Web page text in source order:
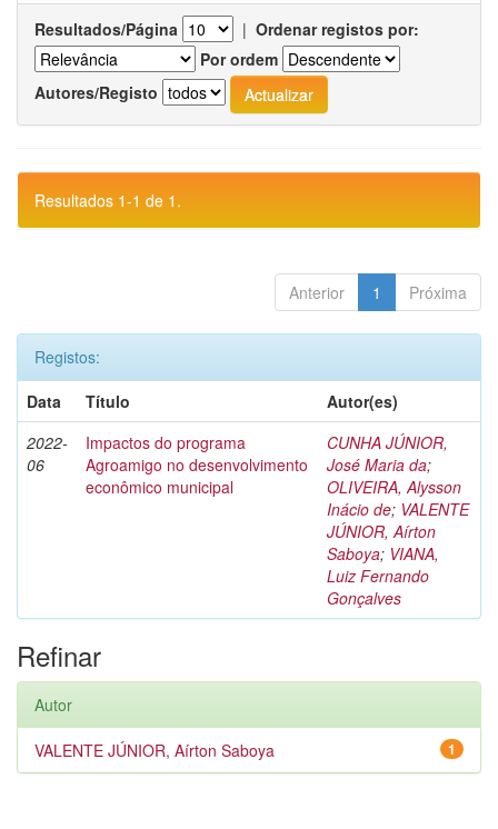
Resultados/Página | Ordenar registos por:
Por ordem
Autores/Registo
Resultados 1-1 de 1.
Anterior 1 Próxima
Registos:
Data
Título
Autor(es)
2022-
06
Impactos do programa
Agroamigo no desenvolvimento
econômico municipal
CUNHA JÚNIOR,
José Maria da;
OLIVEIRA, Alysson
Inácio de; VALENTE
JÚNIOR, Aírton
Saboya; VIANA,
Luiz Fernando
Gonçalves
Refinar
Autor
1
VALENTE JÚNIOR, Aírton Saboya